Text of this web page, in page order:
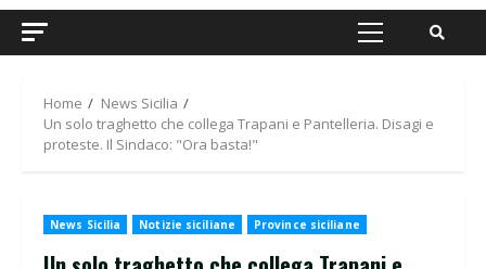
Primary
Home
News Sicilia
Un solo traghetto che collega Trapani e Pantelleria. Disagi e
proteste. Il Sindaco: "Ora basta!"
News Sicilia Notizie siciliane Province siciliane